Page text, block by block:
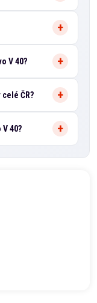
V 40?
ČR?
40?